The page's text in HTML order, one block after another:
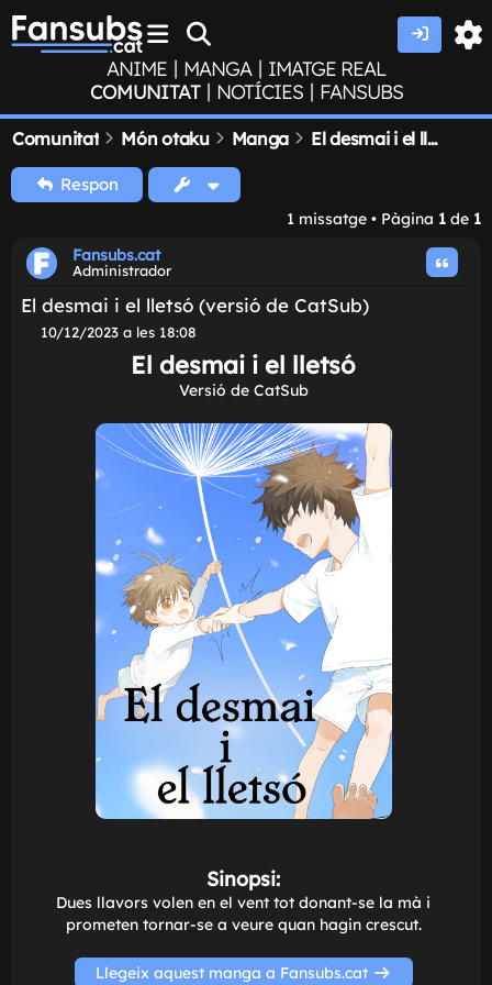
ANIME | MANGA | IMATGE REAL
COMUNITAT | NOTÍCIES | FANSUBS
Comunitat Món otaku Manga El desmai i el lletsó (versió de CatSub)
Respon
1 missatge • Pàgina 1 de 1
Fansubs.cat
Administrador
El desmai i el lletsó (versió de CatSub)
10/12/2023 a les 18:08
El desmai i el lletsó
Versió de CatSub
Sinopsi: